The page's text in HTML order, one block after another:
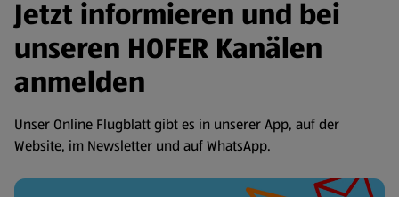
Jetzt informieren und bei
unseren HOFER Kanälen
anmelden
Unser Online Flugblatt gibt es in unserer App, auf der
Website, im Newsletter und auf WhatsApp.